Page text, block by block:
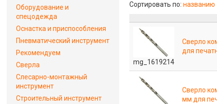
Сортировать по:названию
mg_1619214
Сверло
для
Сверло
мм для
Оборудование и
спецодежда
Оснастка и приспособления
Пневматический инструмент
Рекомендуем
Сверла
Слесарно-монтажный
инструмент
Строительный инструмент